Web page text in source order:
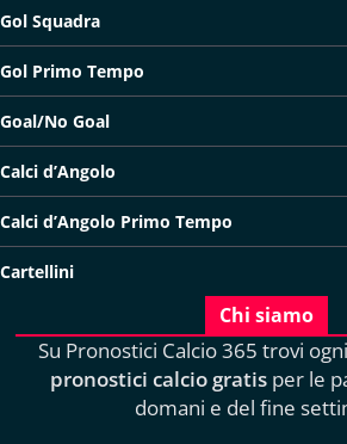
Gol Squadra
Gol Primo Tempo
Goal/No Goal
Calci d’Angolo
Calci d’Angolo Primo Tempo
Cartellini
Chi siamo
Su Pronostici Calcio 365 trovi
pronostici calcio gratis per le
domani e del fine